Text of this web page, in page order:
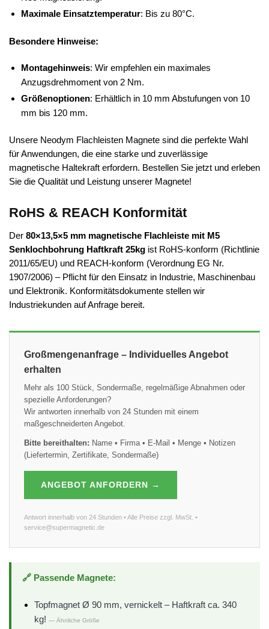
Maximale Einsatztemperatur: Bis zu 80°C.
Besondere Hinweise:
Montagehinweis: Wir empfehlen ein maximales
Anzugsdrehmoment von 2 Nm.
Größenoptionen: Erhältlich in 10 mm Abstufungen von 10
mm bis 120 mm.
Unsere Neodym Flachleisten Magnete sind die perfekte Wahl
für Anwendungen, die eine starke und zuverlässige
magnetische Haltekraft erfordern. Bestellen Sie jetzt und erleben
Sie die Qualität und Leistung unserer Magnete!
RoHS & REACH Konformität
Der 80×13,5×5 mm magnetische Flachleiste mit M5
Senklochbohrung Haftkraft 25kg ist RoHS-konform (Richtlinie
2011/65/EU) und REACH-konform (Verordnung EG Nr.
1907/2006) – Pflicht für den Einsatz in Industrie, Maschinenbau
und Elektronik. Konformitätsdokumente stellen wir
Industriekunden auf Anfrage bereit.
Großmengenanfrage – Individuelles Angebot
erhalten
Mehr als 100 Stück, Sondermaße, regelmäßige Abnahmen oder
spezielle Anforderungen?
Wir antworten innerhalb von 24 Stunden mit einem
maßgeschneiderten Angebot.
Bitte bereithalten: Name • Firma • E-Mail • Menge • Notizen
(Liefertermin, Zertifikate, Sondermaße)
ANGEBOT ANFORDERN →
Antwort innerhalb von 24 Stunden • Alle Preise zzgl. MwSt. •
service@supermagnetic.de
🔗 Passende Magnete:
Topfmagnet Ø 90 mm, vernickelt – Haftkraft ca. 340
kg! — Ähnliche Größe